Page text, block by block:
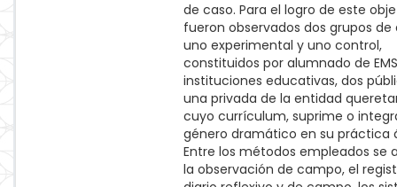
de caso. Para el logro de este
fueron observados dos grupos de
uno experimental y uno control,
constituidos por alumnado de
instituciones educativas, dos
una privada de la entidad
cuyo currículum, suprime o
género dramático en su práctica
Entre los métodos empleados se
la observación de campo, el